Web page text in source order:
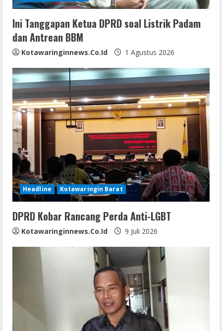
n
g
Ini Tanggapan Ketua DPRD soal Listrik Padam
dan Antrean BBM
Kotawaringinnews.co.id 1 Agustus 2026
Headline Kotawaringin Barat
DPRD Kobar Rancang Perda Anti-LGBT
Kotawaringinnews.co.id 9 Juli 2026